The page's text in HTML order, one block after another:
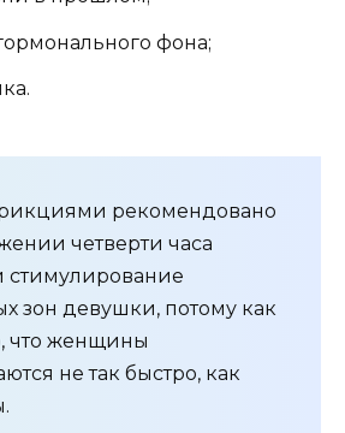
фона;
рекомендовано
четверти часа
стимулирование
зон девушки, потому как
что женщины
не так быстро, как